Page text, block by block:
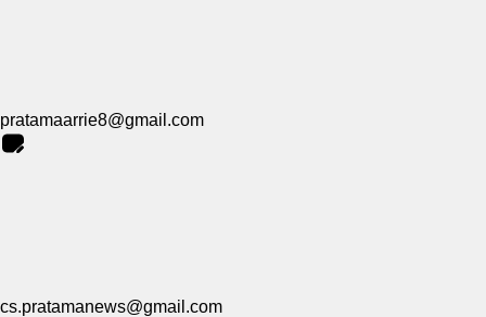
pratamaarrie8@gmail.com
cs.pratamanews@gmail.com